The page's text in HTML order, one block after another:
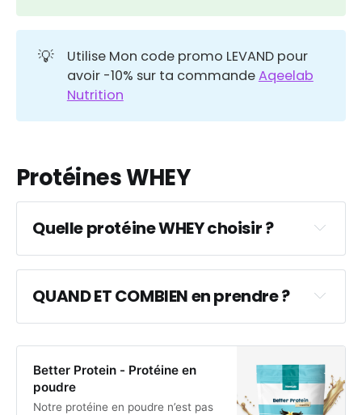
compléments alimentaires.
💡
Utilise Mon code promo LEVAND pour
avoir -10% sur ta commandeAqeelab
Nutrition
Protéines WHEY
Quelle protéine WHEY choisir ?
composition en acide aminés
Et ça tombe bien, la Better Protein a une
valeur biologique ENCORE PLUS
QUAND ET COMBIEN en prendre ?
Cela dépend des objectifs de chacun: si on
cherche une prise de masse ou si l’on
cherche à s’affûter, à perdre du gras
Better Protein - Protéine en
poudre
Notre protéine en poudre n’est pas